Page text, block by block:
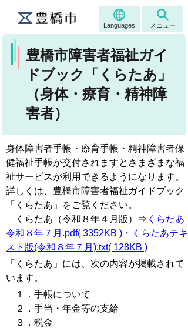
Languages メニュー
豊橋市障害者福祉ガイ
ドブック「くらたあ」
（身体・療育・精神障
害者）
身体障害者手帳・療育手帳・精神障害者保
健福祉手帳が交付されますとさまざまな福
祉サービスが利用できるようになります。
詳しくは、豊橋市障害者福祉ガイドブック
「くらたあ」をご覧ください。
くらたあ（令和８年４月版）⇒ くらたあ
令和８年７月.pdf( 3352KB ) ・ くらたあテキ
スト版(令和８年７月).txt( 128KB )
「くらたあ」には、次の内容が掲載されて
います。
１．手帳について
２．手当・年金等の支給
３．税金